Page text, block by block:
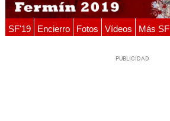
SF'19 Encierro Fotos Vídeos Más SF